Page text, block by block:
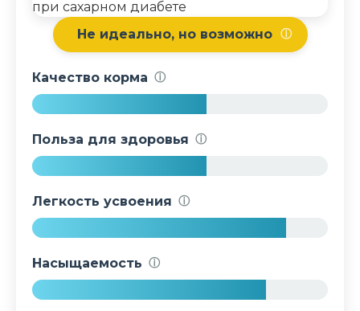
Не идеально, но возможно ⓘ
Качество корма ⓘ
Польза для здоровья ⓘ
Легкость усвоения ⓘ
Насыщаемость ⓘ